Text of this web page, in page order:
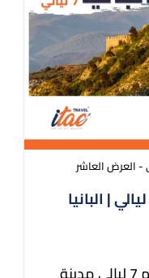
برنامج سياحي البانيا 8 ايام 7 ليالي | البانيا